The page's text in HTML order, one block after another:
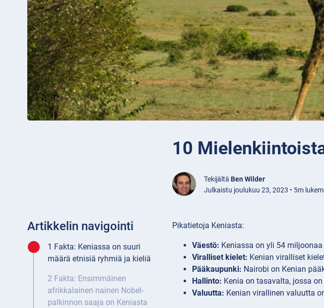
10
Tekijältä Ben Wilder
Julkaistu joulukuu 23, 2023 • 5m
Artikkelin navigointi
1 Fakta: Keniassa on suuri
määrä etnisiä ryhmiä ja kieliä
2 Fakta: Ensimmäinen
afrikkalainen nainen Nobel-
palkinnon saaja on Keniasta
Pikatietoja Keniasta:
Väestö: Keniassa on yli 54
Viralliset kielet: Kenian viralliset
Pääkaupunki: Nairobi on Kenian
Hallinto: Kenia on tasavalta, jossa
Valuutta: Kenian virallinen valuutta